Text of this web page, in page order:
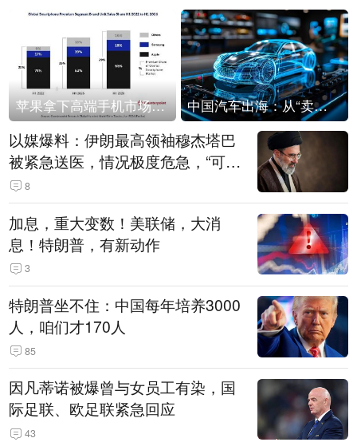
苹果拿下高端手机市场65%的份额：iPhone 17系列功不可没 中国汽车出海：从“卖出去”到“走进去”
以媒爆料：伊朗最高领袖穆杰塔巴
被紧急送医，情况极度危急，“可能
随时会死去”
8
加息，重大变数！美联储，大消
息！特朗普，有新动作
3
特朗普坐不住：中国每年培养3000
人，咱们才170人
85
因凡蒂诺被爆曾与女员工有染，国
际足联、欧足联紧急回应
43